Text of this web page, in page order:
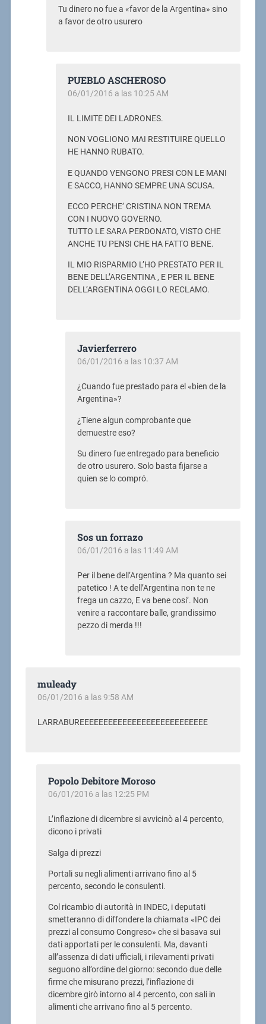
Tu dinero no fue a «favor de la Argentina» sino
a favor de otro usurero
PUEBLO ASCHEROSO
06/01/2016 a las 10:25 AM
IL LIMITE DEI LADRONES.
NON VOGLIONO MAI RESTITUIRE QUELLO
HE HANNO RUBATO.
E QUANDO VENGONO PRESI CON LE MANI
E SACCO, HANNO SEMPRE UNA SCUSA.
ECCO PERCHE’ CRISTINA NON TREMA
CON I NUOVO GOVERNO.
TUTTO LE SARA PERDONATO, VISTO CHE
ANCHE TU PENSI CHE HA FATTO BENE.
IL MIO RISPARMIO L’HO PRESTATO PER IL
BENE DELL’ARGENTINA , E PER IL BENE
DELL’ARGENTINA OGGI LO RECLAMO.
Javierferrero
06/01/2016 a las 10:37 AM
¿Cuando fue prestado para el «bien de la
Argentina»?
¿Tiene algun comprobante que
demuestre eso?
Su dinero fue entregado para beneficio
de otro usurero. Solo basta fijarse a
quien se lo compró.
Sos un forrazo
06/01/2016 a las 11:49 AM
Per il bene dell’Argentina ? Ma quanto sei
patetico ! A te dell’Argentina non te ne
frega un cazzo, E va bene cosi’. Non
venire a raccontare balle, grandissimo
pezzo di merda !!!
muleady
06/01/2016 a las 9:58 AM
LARRABUREEEEEEEEEEEEEEEEEEEEEEEEEEE
Popolo Debitore Moroso
06/01/2016 a las 12:25 PM
L’inflazione di dicembre si avvicinò al 4 percento,
dicono i privati
Salga di prezzi
Portali su negli alimenti arrivano fino al 5
percento, secondo le consulenti.
Col ricambio di autorità in INDEC, i deputati
smetteranno di diffondere la chiamata «IPC dei
prezzi al consumo Congreso» che si basava sui
dati apportati per le consulenti. Ma, davanti
all’assenza di dati ufficiali, i rilevamenti privati
seguono all’ordine del giorno: secondo due delle
firme che misurano prezzi, l’inflazione di
dicembre girò intorno al 4 percento, con sali in
alimenti che arrivano fino al 5 percento.